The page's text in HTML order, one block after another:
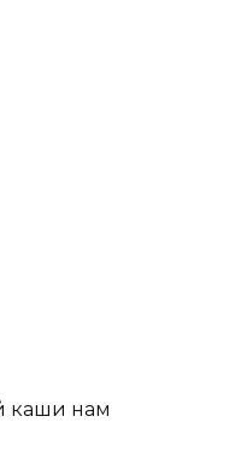
каши нам